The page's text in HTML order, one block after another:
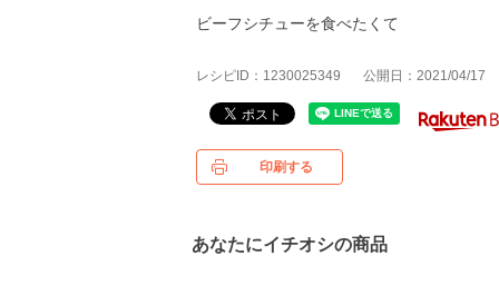
ビーフシチューを食べたくて
レシピID：1230025349 公開日：2021/04/17
印刷する
あなたにイチオシの商品